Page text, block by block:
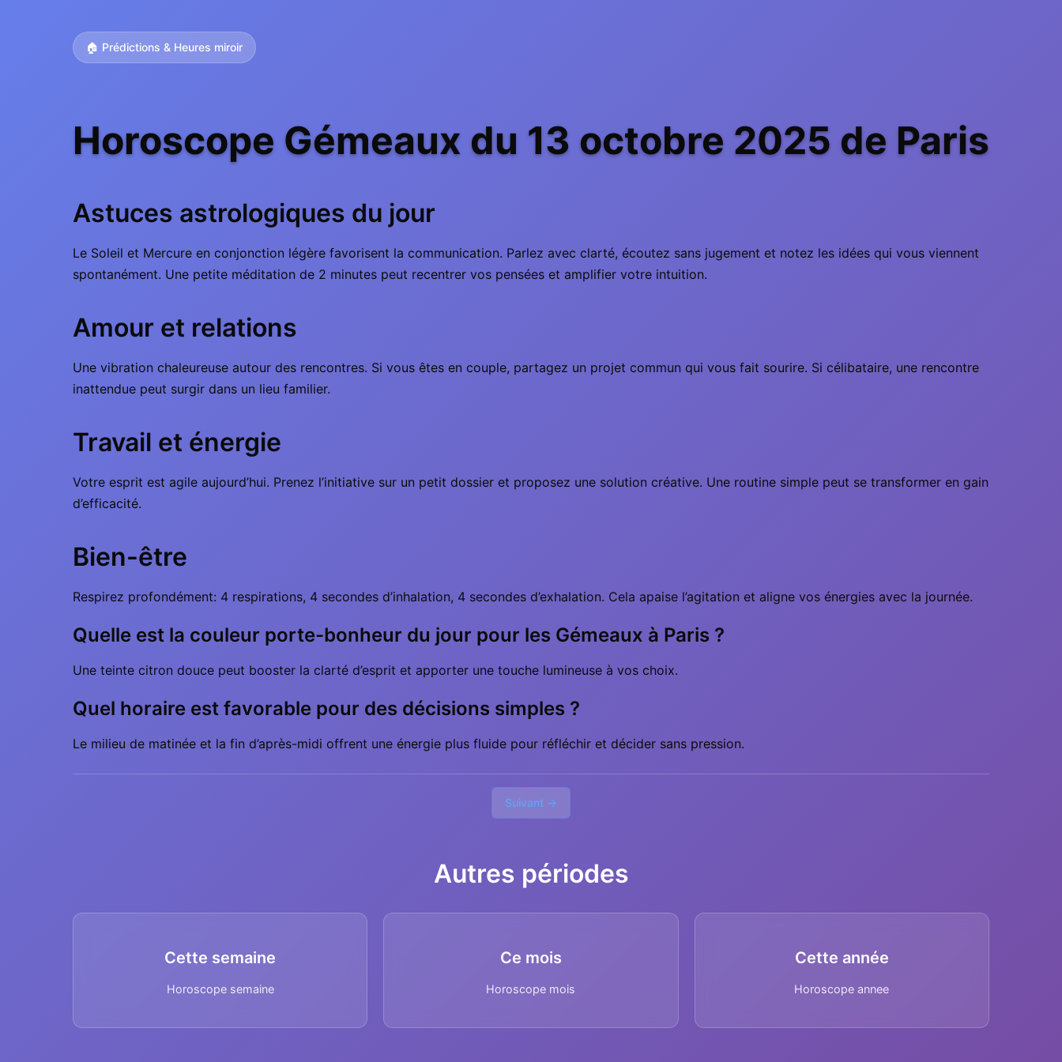
🏠 Prédictions & Heures miroir
Horoscope Gémeaux du 13 octobre 2025 de Paris
Astuces astrologiques du jour
Le Soleil et Mercure en conjonction légère favorisent la communication. Parlez avec clarté, écoutez sans jugement et notez les idées qui vous viennent
spontanément. Une petite méditation de 2 minutes peut recentrer vos pensées et amplifier votre intuition.
Amour et relations
Une vibration chaleureuse autour des rencontres. Si vous êtes en couple, partagez un projet commun qui vous fait sourire. Si célibataire, une rencontre
inattendue peut surgir dans un lieu familier.
Travail et énergie
Votre esprit est agile aujourd’hui. Prenez l’initiative sur un petit dossier et proposez une solution créative. Une routine simple peut se transformer en gain
d’efficacité.
Bien-être
Respirez profondément: 4 respirations, 4 secondes d’inhalation, 4 secondes d’exhalation. Cela apaise l’agitation et aligne vos énergies avec la journée.
Quelle est la couleur porte-bonheur du jour pour les Gémeaux à Paris ?
Une teinte citron douce peut booster la clarté d’esprit et apporter une touche lumineuse à vos choix.
Quel horaire est favorable pour des décisions simples ?
Le milieu de matinée et la fin d’après-midi offrent une énergie plus fluide pour réfléchir et décider sans pression.
Suivant →
Autres périodes
Cette semaine
Horoscope semaine
Ce mois
Horoscope mois
Cette année
Horoscope annee